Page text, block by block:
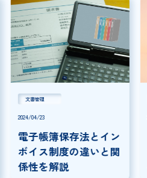
文書管理
2024/04/23
電子帳簿保存法とイン
ボイス制度の違いと関
係性を解説